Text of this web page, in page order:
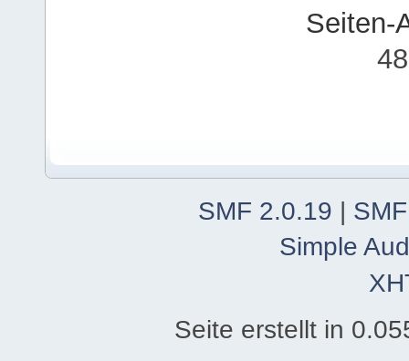
Seiten-
SMF 2.0.19 |
Simple
Seite erstellt in